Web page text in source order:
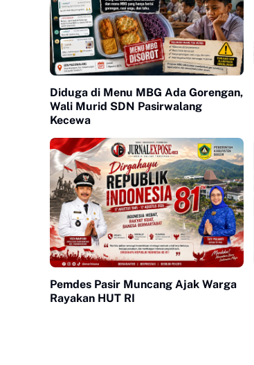
Diduga di Menu MBG Ada Gorengan,
Wali Murid SDN Pasirwalang
Kecewa
Pemdes Pasir Muncang Ajak Warga
Rayakan HUT RI